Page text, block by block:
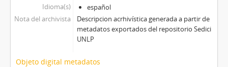
Idioma(s)
español
Nota del archivista
Descripcion acrhivística generada a partir de
metadatos exportados del repositorio Sedici
UNLP
Objeto digital metadatos